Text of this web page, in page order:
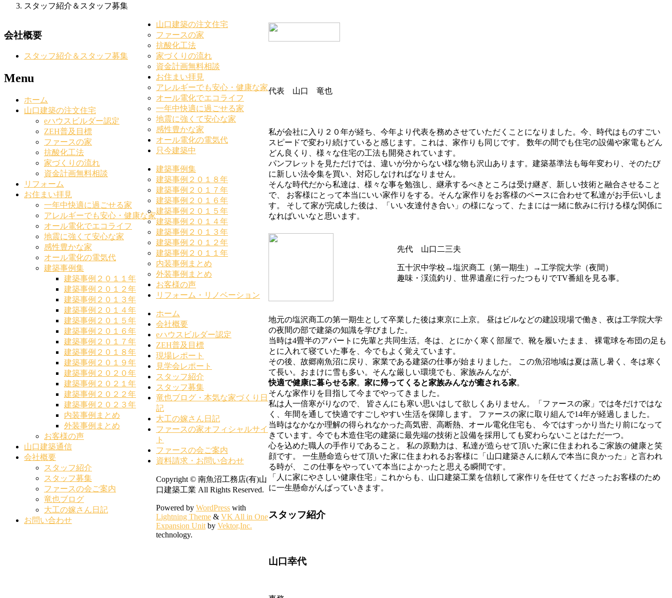
スタッフ紹介＆スタッフ募集
代表 山口 竜也
私が会社に入り２０年が経ち、今年より代表を務めさせていただくことになりました。今、時代はものすごい
スピードで変わり続けていると感じます。これは、家作りも同じです。 数年の間でも住宅の設備や家電もどん
どん良くり、様々な住宅の工法も開発されています。
パンフレットを見ただけでは、違いが分からない様な物も沢山あります。建築基準法も毎年変わり、そのたび
に新しい法令集を買い、対応しなければなりません。
そんな時代だから私達は、様々な事を勉強し、継承するべきところは受け継ぎ、新しい技術と融合させること
で、 お客様にとって本当にいい家作りをする。そんな家作りをお客様のペースに合わせて私達がお手伝いしま
す。 そして家が完成した後は、「いい友達付き合い」の様になって、たまには一緒に飲みに行ける様な関係に
なればいいなと思います。
先代 山口二三夫
五十沢中学校→塩沢商工（第一期生）→工学院大学（夜間）
趣味・渓流釣り、世界遺産に行ったつもりでTV番組を見る事。
地元の塩沢商工の第一期生として卒業した後は東京に上京。 昼はビルなどの建設現場で働き、夜は工学院大学
の夜間の部で建築の知識を学びました。
当時は4畳半のアパートに先輩と共同生活。冬は、とにかく寒く部屋で、靴を履いたまま、 裸電球を布団の足も
とに入れて寝ていた事を、今でもよく覚えています。
その後、故郷南魚沼に戻り、家業である建築の仕事が始まりました。 この魚沼地域は夏は蒸し暑く、冬は寒く
て長い。おまけに雪も多い。そんな厳しい環境でも、家族みんなが、
快適で健康に暮らせる家。 家に帰ってくると家族みんなが癒される家。
そんな家作りを目指して今までやってきました。
私は人一倍寒がりなので、 皆さんにも寒い思いはして欲しくありません。「ファースの家」では冬だけではな
く、年間を通して快適ですごしやすい生活を保障します。 ファースの家に取り組んで14年が経過しました。
当時はなかなか理解の得られなかった高気密、高断熱、オール電化住宅も、 今ではすっかり当たり前になって
きています。今でも木造住宅の建築に最先端の技術と設備を採用しても変わらないことはただ一つ。
心を込めた職人の手作りであること。 私の原動力は、私達が造らせて頂いた家に住まわれるご家族の健康と笑
顔です。 一生懸命造らせて頂いた家に住まわれるお客様に「山口建築さんに頼んで本当に良かった」と言われ
る時が、 この仕事をやっていて本当によかったと思える瞬間です。
「人に家にやさしい健康住宅」これからも、山口建築工業を信頼して家作りを任せてくださったお客様のため
に一生懸命がんばっていきます。
スタッフ紹介
山口幸代
会社概要
スタッフ紹介＆スタッフ募集
Menu
ホーム
山口建築の注文住宅
eハウスビルダー認定
ZEH普及目標
ファースの家
抗酸化工法
家づくりの流れ
資金計画無料相談
リフォーム
お住まい拝見
一年中快適に過ごせる家
アレルギーでも安心・健康な家
オール電化でエコライフ
地震に強くて安心な家
感性豊かな家
オール電化の電気代
建築事例集
建築事例２０１１年
建築事例２０１２年
建築事例２０１３年
建築事例２０１４年
建築事例２０１５年
建築事例２０１６年
建築事例２０１７年
建築事例２０１８年
建築事例２０１９年
建築事例２０２０年
建築事例２０２１年
建築事例２０２２年
建築事例２０２３年
内装事例まとめ
外装事例まとめ
お客様の声
山口建築通信
会社概要
スタッフ紹介
スタッフ募集
ファースの会ご案内
竜也ブログ
大工の嫁さん日記
お問い合わせ
山口建築の注文住宅
ファースの家
抗酸化工法
家づくりの流れ
資金計画無料相談
お住まい拝見
アレルギーでも安心・健康な家
オール電化でエコライフ
一年中快適に過ごせる家
地震に強くて安心な家
感性豊かな家
オール電化の電気代
只今建築中
建築事例集
建築事例２０１８年
建築事例２０１７年
建築事例２０１６年
建築事例２０１５年
建築事例２０１４年
建築事例２０１３年
建築事例２０１２年
建築事例２０１１年
内装事例まとめ
外装事例まとめ
お客様の声
リフォーム・リノベーション
ホーム
会社概要
eハウスビルダー認定
ZEH普及目標
現場レポート
見学会レポート
スタッフ紹介
スタッフ募集
竜也ブログ・本気な家づくり日
記
大工の嫁さん日記
ファースの家オフィシャルサイ
ト
ファースの会ご案内
資料請求・お問い合わせ
Copyright © 南魚沼工務店(有)山
口建築工業 All Rights Reserved.
Powered by WordPress with
Lightning Theme & VK All in One
Expansion Unit by Vektor,Inc.
technology.